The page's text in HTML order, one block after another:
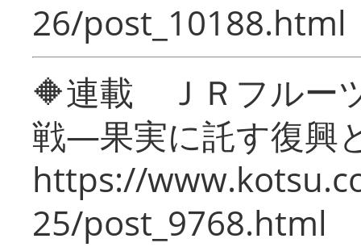
26/post_10188.html
🔶連載 ＪＲフルー
戦―果実に託す復興
https://
25/post_9768.html